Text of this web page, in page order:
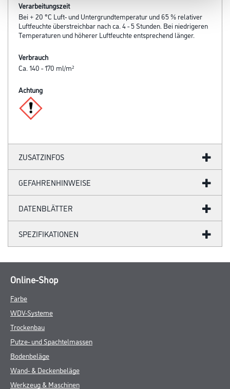
Verarbeitungszeit
Bei + 20 °C Luft- und Untergrundtemperatur und 65 % relativer
Luftfeuchte überstreichbar nach ca. 4 - 5 Stunden. Bei niedrigeren
Temperaturen und höherer Luftfeuchte entsprechend länger.
Verbrauch
Ca. 140 - 170 ml/m²
Achtung
ZUSATZINFOS
GEFAHRENHINWEISE
DATENBLÄTTER
SPEZIFIKATIONEN
Online-Shop
Farbe
WDV-Systeme
Trockenbau
Putze- und Spachtelmassen
Bodenbeläge
Wand- & Deckenbeläge
Werkzeug & Maschinen